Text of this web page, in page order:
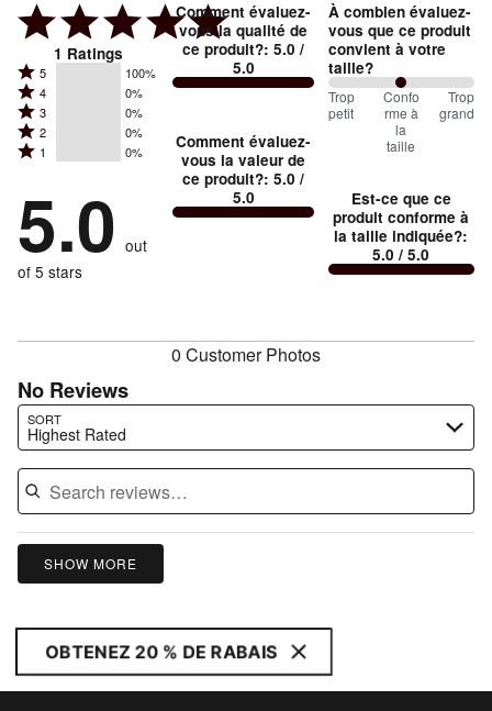
1 Ratings
Rated
5
stars
by
of
reviewers
5 100%
Rated
4
stars
by
of
reviewers
4 0%
Rated
3
stars
0%
of
reviewers
3 0%
Rated
2
by
0%
of
reviewers
2 0%
Rated
stars
by
0%
of
1 0%
5.0 out
of 5 stars
Comment évaluez-
vous la qualité de
ce produit?:5.0 /
5.0
Comment évaluez-
vous la valeur de
ce produit?:5.0 /
5.0
À combien évaluez-
vous que ce produit
convient à votre
taille?
100
between
and
Conforme
à
Trop
petit
Confo
rme à
la
taille
Trop
grand
Est-ce que ce
produit conforme à
la taille indiquée?:
5.0 / 5.0
0 Customer Photos
No Reviews
SORT
Highest Rated
Search reviews…
SHOW MORE
OBTENEZ 20 % DE RABAIS